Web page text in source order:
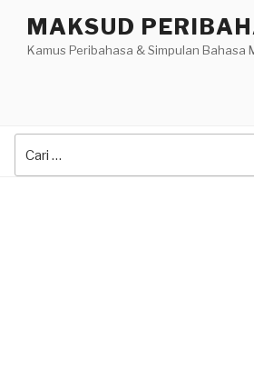
content
MAKSUD
Kamus Peribahasa & Simpulan Bahasa